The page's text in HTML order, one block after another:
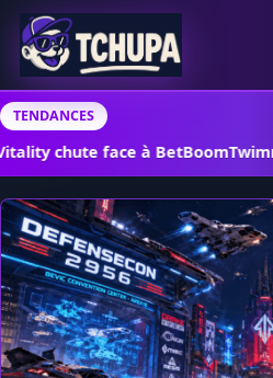
Aller au contenu
TENDANCES
chute face à BetBoomTwimm